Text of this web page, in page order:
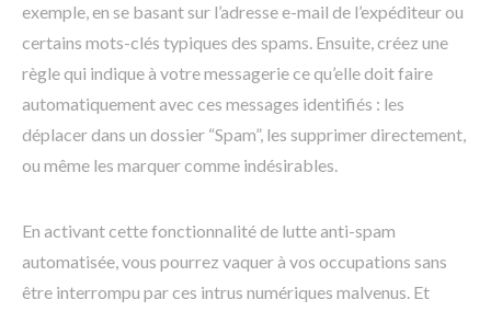
exemple, en se basant sur l’adresse e-mail de l’expéditeur ou
certains mots-clés typiques des spams. Ensuite, créez une
règle qui indique à votre messagerie ce qu’elle doit faire
automatiquement avec ces messages identifiés : les
déplacer dans un dossier “Spam”, les supprimer directement,
ou même les marquer comme indésirables.
En activant cette fonctionnalité de lutte anti-spam
automatisée, vous pourrez vaquer à vos occupations sans
être interrompu par ces intrus numériques malvenus. Et